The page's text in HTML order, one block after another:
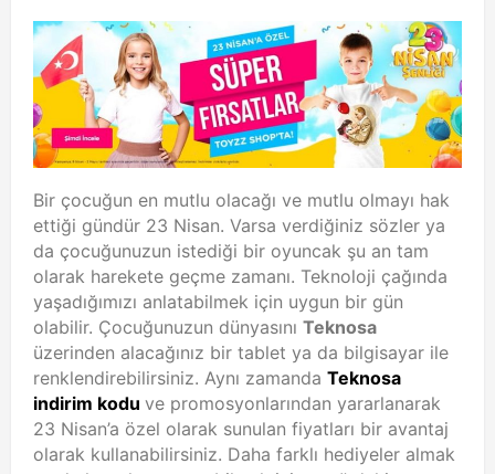
Bir çocuğun en mutlu olacağı ve mutlu olmayı hak
ettiği gündür 23 Nisan. Varsa verdiğiniz sözler ya
da çocuğunuzun istediği bir oyuncak şu an tam
olarak harekete geçme zamanı. Teknoloji çağında
yaşadığımızı anlatabilmek için uygun bir gün
olabilir. Çocuğunuzun dünyasını Teknosa
üzerinden alacağınız bir tablet ya da bilgisayar ile
renklendirebilirsiniz. Aynı zamanda Teknosa
indirim kodu ve promosyonlarından yararlanarak
23 Nisan’a özel olarak sunulan fiyatları bir avantaj
olarak kullanabilirsiniz. Daha farklı hediyeler almak